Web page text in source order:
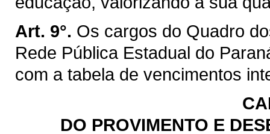
Art. 9°. Os cargos do Quadro
Rede Pública Estadual do
com a tabela de vencimentos
DO PROVIMENTO E